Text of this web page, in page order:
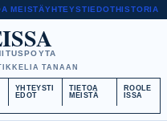
MEISTÄYHTEYSTIEDOTHISTORIA
TANAAN
YHTEYSTI
EDOT
TIETOA
MEISTÄ
ROOLE
ISSA